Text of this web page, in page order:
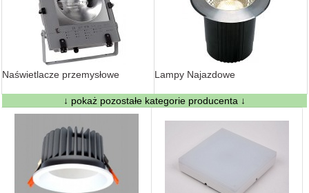
Naświetlacze przemysłowe Lampy Najazdowe
↓ pokaż pozostałe kategorie producenta ↓